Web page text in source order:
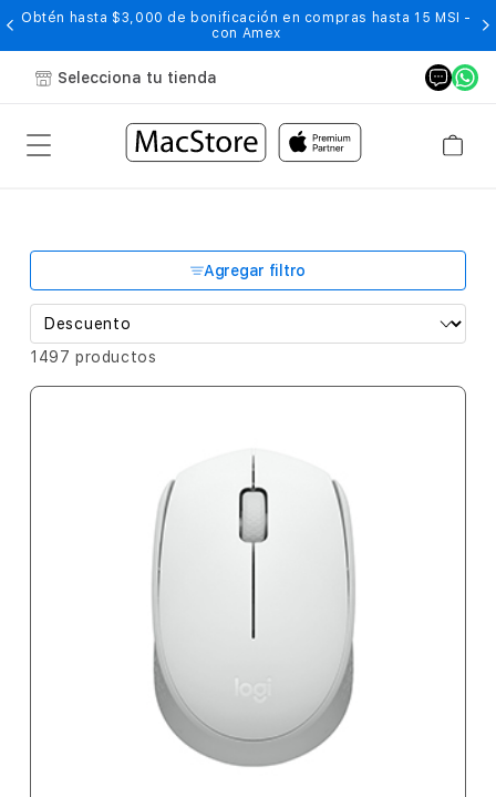
Obtén hasta $3,000 de bonificación en compras hasta 15 MSI -
con Amex
Selecciona tu tienda
Agregar filtro
1497 productos